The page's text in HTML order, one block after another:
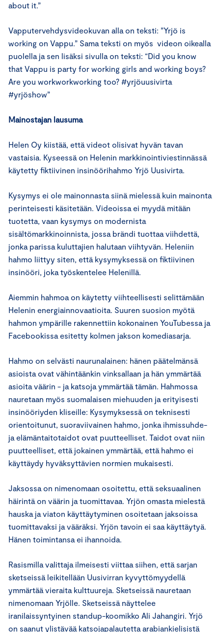
about it.”
Vapputervehdysvideokuvan alla on teksti: ”Yrjö is
working on Vappu.” Sama teksti on myös videon oikealla
puolella ja sen lisäksi sivulla on teksti: “Did you know
that Vappu is party for working girls and working boys?
Are you workworkworking too? #yrjöuusivirta
#yrjöshow”
Mainostajan lausuma
Helen Oy kiistää, että videot olisivat hyvän tavan
vastaisia. Kyseessä on Helenin markkinointiviestinnässä
käytetty fiktiivinen insinöörihahmo Yrjö Uusivirta.
Kysymys ei ole mainonnasta siinä mielessä kuin mainonta
perinteisesti käsitetään. Videoissa ei myydä mitään
tuotetta, vaan kysymys on modernista
sisältömarkkinoinnista, jossa brändi tuottaa viihdettä,
jonka parissa kuluttajien halutaan viihtyvän. Heleniin
hahmo liittyy siten, että kysymyksessä on fiktiivinen
insinööri, joka työskentelee Helenillä.
Aiemmin hahmoa on käytetty viihteellisesti selittämään
Helenin energiainnovaatioita. Suuren suosion myötä
hahmon ympärille rakennettiin kokonainen YouTubessa ja
Facebookissa esitetty kolmen jakson komediasarja.
Hahmo on selvästi naurunalainen: hänen päätelmänsä
asioista ovat vähintäänkin vinksallaan ja hän ymmärtää
asioita väärin - ja katsoja ymmärtää tämän. Hahmossa
nauretaan myös suomalaisen miehuuden ja erityisesti
insinööriyden kliseille: Kysymyksessä on teknisesti
orientoitunut, suoraviivainen hahmo, jonka ihmissuhde-
ja elämäntaitotaidot ovat puutteelliset. Taidot ovat niin
puutteelliset, että jokainen ymmärtää, että hahmo ei
käyttäydy hyväksyttävien normien mukaisesti.
Jaksossa on nimenomaan osoitettu, että seksuaalinen
häirintä on väärin ja tuomittavaa. Yrjön omasta mielestä
hauska ja viaton käyttäytyminen osoitetaan jaksoissa
tuomittavaksi ja vääräksi. Yrjön tavoin ei saa käyttäytyä.
Hänen toimintansa ei ihannoida.
Rasismilla valittaja ilmeisesti viittaa siihen, että sarjan
sketseissä leikitellään Uusivirran kyvyttömyydellä
ymmärtää vieraita kulttuureja. Sketseissä nauretaan
nimenomaan Yrjölle. Sketseissä näyttelee
iranilaissyntyinen standup-koomikko Ali Jahangiri. Yrjö
on saanut ylistävää katsojapalautetta arabiankielisistä